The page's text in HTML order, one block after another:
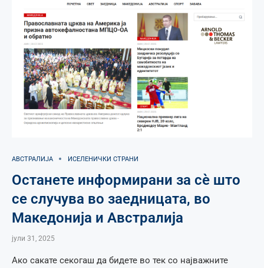
АВСТРАЛИЈА ИСЕЛЕНИЧКИ СТРАНИ
Останете информирани за сè што
се случува во заедницата, во
Македонија и Австралија
јули 31, 2025
Ако сакате секогаш да бидете во тек со најважните